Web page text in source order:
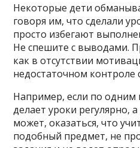
Некоторые дети
говоря им, что сделали
просто избегают
Не спешите с выводами.
как в отсутствии
недостаточном контроле
Например, если по одним
делает уроки регулярно,
может, оказаться, что
подобный предмет, не